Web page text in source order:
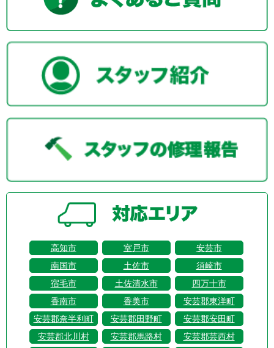
高知市 室戸市
安芸市
南国市
土佐市
須崎市
宿毛市
土佐清水市
四万十市
香南市
香美市
安芸郡東洋町
安芸郡奈半利町
安芸郡田野町
安芸郡安田町
安芸郡北川村
安芸郡馬路村
安芸郡芸西村